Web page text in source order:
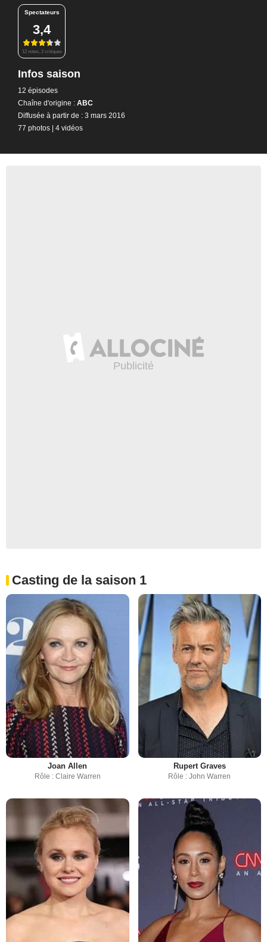
Spectateurs
3,4
12 notes, 2 critiques
Infos saison
12 épisodes
Chaîne d'origine : ABC
Diffusée à partir de : 3 mars 2016
77 photos | 4 vidéos
Casting de la saison 1
Joan Allen
Rôle : Claire Warren
Rupert Graves
Rôle : John Warren